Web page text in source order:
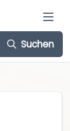
Suchen